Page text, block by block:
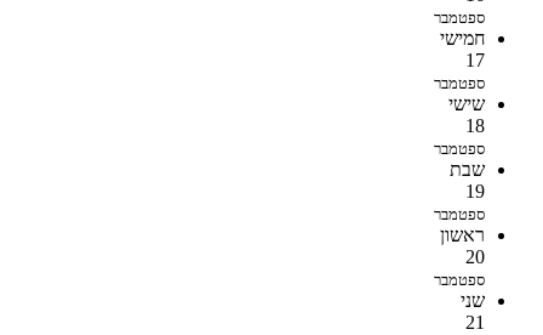
ספטמבר
חמישי
17
ספטמבר
שישי
18
ספטמבר
שבת
19
ספטמבר
ראשון
20
ספטמבר
שני
21